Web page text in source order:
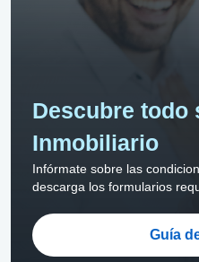
Descubre todo
Inmobiliario
Infórmate sobre las
descarga los formularios
Guía